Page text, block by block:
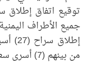
جميع الأطراف
من بينهم (7) أسرى سعوديين.